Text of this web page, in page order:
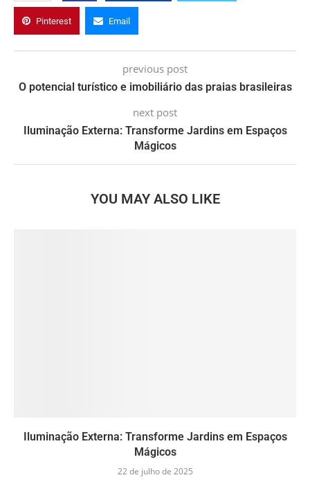
Pinterest Email
previous post
O potencial turístico e imobiliário das praias brasileiras
next post
Iluminação Externa: Transforme Jardins em Espaços
Mágicos
YOU MAY ALSO LIKE
Iluminação Externa: Transforme Jardins em Espaços
Mágicos
22 de julho de 2025